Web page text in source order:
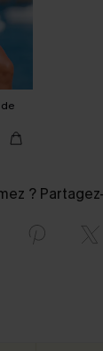
?